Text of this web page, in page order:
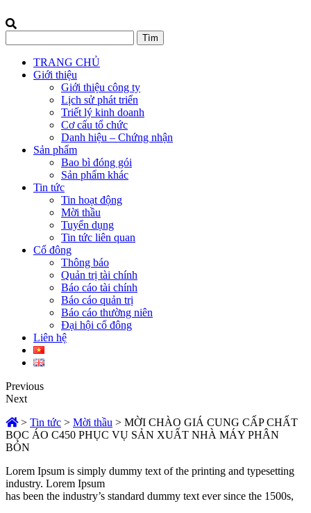
TRANG CHỦ
Giới thiệu
Giới thiệu công ty
Lịch sử phát triển
Triết lý kinh doanh
Cơ cấu tổ chức
Danh hiệu – Chứng nhận
Sản phẩm
Bao bì đóng gói
Sản phẩm khác
Tin tức
Tin hoạt động
Mời thầu
Tuyển dụng
Tin tức liên quan
Cổ đông
Thông báo
Quản trị tài chính
Báo cáo tài chính
Báo cáo quản trị
Báo cáo thường niên
Đại hội cổ đông
Liên hệ
Previous
Next
> Tin tức > Mời thầu > MỜI CHÀO GIÁ CUNG CẤP CHẤT
BỌC ÁO C450 PHỤC VỤ SẢN XUẤT NHÀ MÁY PHÂN
BÓN
Lorem Ipsum is simply dummy text of the printing and typesetting
industry. Lorem Ipsum
has been the industry’s standard dummy text ever since the 1500s,